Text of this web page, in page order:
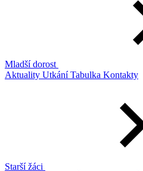
Mladší dorost
Aktuality UtkáníTabulka Kontakty
Starší žáci